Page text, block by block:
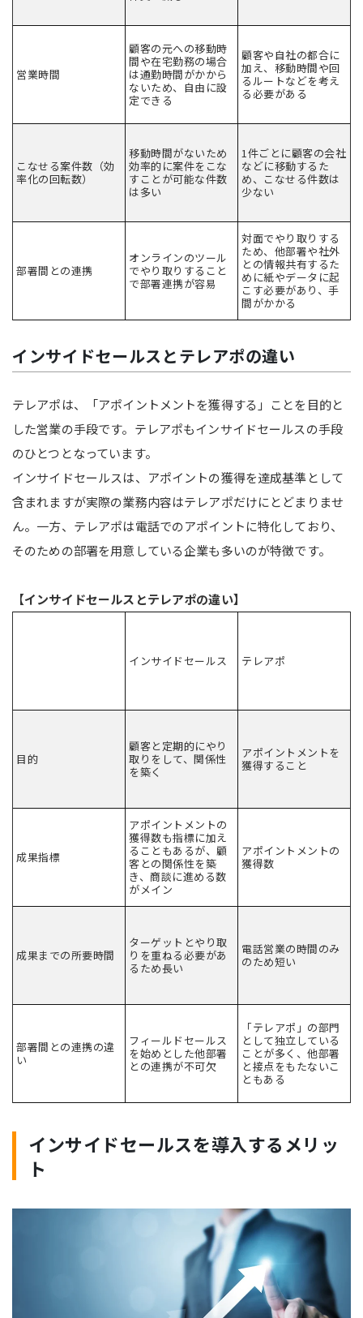
営業時間
顧客の元への移動時
間や在宅勤務の場合
は通勤時間がかから
ないため、自由に設
定できる
顧客や自社の都合に
加え、移動時間や回
るルートなどを考え
る必要がある
こなせる案件数（効
率化の回転数）
移動時間がないため
効率的に案件をこな
すことが可能な件数
は多い
1件ごとに顧客の会社
などに移動するた
め、こなせる件数は
少ない
部署間との連携
オンラインのツール
でやり取りすること
で部署連携が容易
対面でやり取りする
ため、他部署や社外
との情報共有するた
めに紙やデータに起
こす必要があり、手
間がかかる
インサイドセールスとテレアポの違い
テレアポは、「アポイントメントを獲得する」ことを目的と
した営業の手段です。テレアポもインサイドセールスの手段
のひとつとなっています。
インサイドセールスは、アポイントの獲得を達成基準として
含まれますが実際の業務内容はテレアポだけにとどまりませ
ん。一方、テレアポは電話でのアポイントに特化しており、
そのための部署を用意している企業も多いのが特徴です。
【インサイドセールスとテレアポの違い】
インサイドセールス テレアポ
目的
顧客と定期的にやり
取りをして、関係性
を築く
アポイントメントを
獲得すること
成果指標
アポイントメントの
獲得数も指標に加え
ることもあるが、顧
客との関係性を築
き、商談に進める数
がメイン
アポイントメントの
獲得数
成果までの所要時間
ターゲットとやり取
りを重ねる必要があ
るため長い
電話営業の時間のみ
のため短い
部署間との連携の違
い
フィールドセールス
を始めとした他部署
との連携が不可欠
「テレアポ」の部門
として独立している
ことが多く、他部署
と接点をもたないこ
ともある
インサイドセールスを導入するメリッ
ト